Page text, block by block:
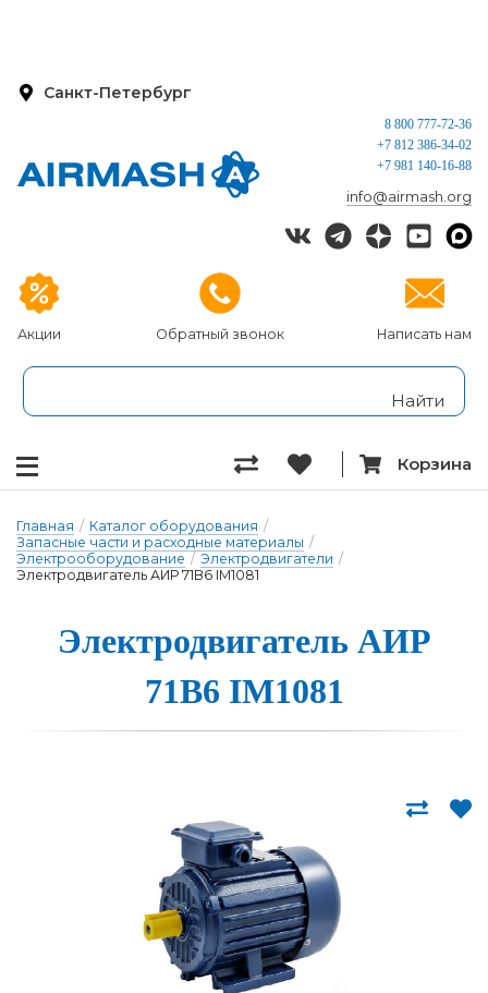
Санкт-Петербург
Акции Обратный звонок Написать нам
8 800 777-72-36
+7 812 386-34-02
+7 981 140-16-88
info@airmash.org
Корзина
Главная / Каталог оборудования /
Запасные части и расходные материалы /
Электрооборудование / Электродвигатели /
Электродвигатель АИР 71В6 IM1081
Э­лек­трод­ви­га­тель А­ИР
71В6 IM1081